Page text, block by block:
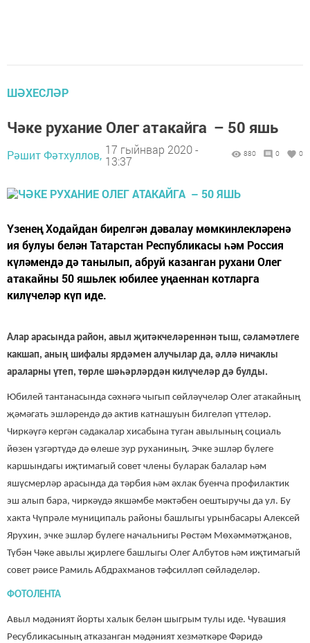
ШӘХЕСЛӘР
Чәке рухание Олег атакайга – 50 яшь
Рәшит Фәтхуллов, 17 гыйнвар 2020 -
13:37
880 0 0
Үзенең Ходайдан бирелгән дәвалау мөмкинлекләренә
ия булуы белән Татарстан Республикасы һәм Россия
күләмендә дә танылып, абруй казанган рухани Олег
атакайны 50 яшьлек юбилее уңаеннан котларга
килүчеләр күп иде.
Алар арасында район, авыл җитәкчеләреннән тыш, сәламәтлеге
какшап, аның шифалы ярдәмен алучылар да, әллә ничаклы
араларны үтеп, төрле шәһәрләрдән килүчеләр дә булды.
Юбилей тантанасында сәхнәгә чыгып сөйләүчеләр Олег атакайның
җәмәгать эшләрендә дә актив катнашуын билгеләп үттеләр.
Чиркәүгә кергән сәдакалар хисабына туган авылының социаль
йөзен үзгәртүдә дә өлеше зур руханиның. Эчке эшләр бүлеге
каршындагы иҗтимагый совет члены буларак балалар һәм
яшүсмерләр арасында да тәрбия һәм әхлак буенча профилактик
эш алып бара, чиркәүдә якшәмбе мәктәбен оештыручы да ул. Бу
хакта Чүпрәле муниципаль районы башлыгы урынбасары Алексей
Ярухин, эчке эшләр бүлеге начальнигы Рөстәм Мөхәммәтҗанов,
Түбән Чәке авылы җирлеге башлыгы Олег Албутов һәм иҗтимагый
совет рәисе Рамиль Абдрахманов тәфсилләп сөйләделәр.
ФОТОЛЕНТА
Авыл мәдәният йорты халык белән шыгрым тулы иде. Чувашия
Ресубликасының атказанган мәдәният хезмәткәре Фәридә